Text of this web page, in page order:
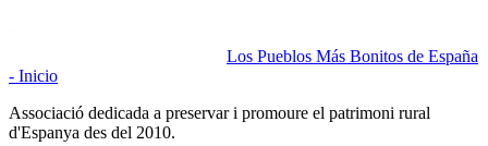
Los Pueblos Más Bonitos de España
- Inicio
Associació dedicada a preservar i promoure el patrimoni rural
d'Espanya des del 2010.